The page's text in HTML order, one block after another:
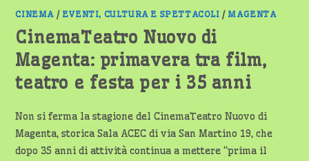
DI
AL
CINEMATEATRONUOVO
MAGENTA
CINEMA / EVENTI, CULTURA E SPETTACOLI /MAGENTA
CinemaTeatro Nuovo di
Magenta: primavera tra film,
teatro e festa per i 35 anni
Non si ferma la stagione del CinemaTeatro Nuovo di
Magenta, storica Sala ACEC di via San Martino 19, che
dopo 35 anni di attività continua a mettere “prima il